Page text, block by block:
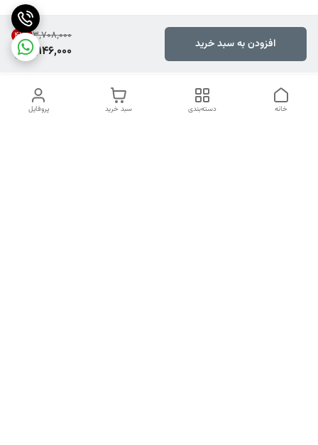
۳٬۷۰۸٬۰۰۰ 42%
2,146,000 افزودن به سبد خرید
پروفایل سبد خرید دسته‌بندی خانه